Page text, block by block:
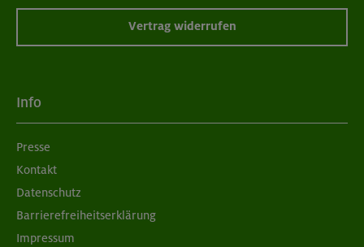
Vertrag widerrufen
Info
Presse
Kontakt
Datenschutz
Barrierefreiheitserklärung
Impressum